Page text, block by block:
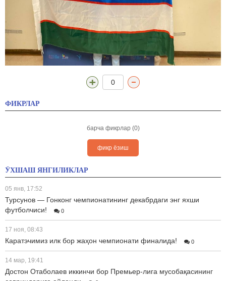
0
ФИКРЛАР
барча фикрлар (0)
фикр ёзиш
ЎХШАШ ЯНГИЛИКЛАР
05 янв, 17:52
Турсунов — Гонконг чемпионатининг декабрдаги энг яхши
футболчиси!
0
17 ноя, 08:43
Каратэчимиз илк бор жаҳон чемпионати финалида! 0
14 мар, 19:41
Достон Отаболаев иккинчи бор Премьер-лига мусобақасининг